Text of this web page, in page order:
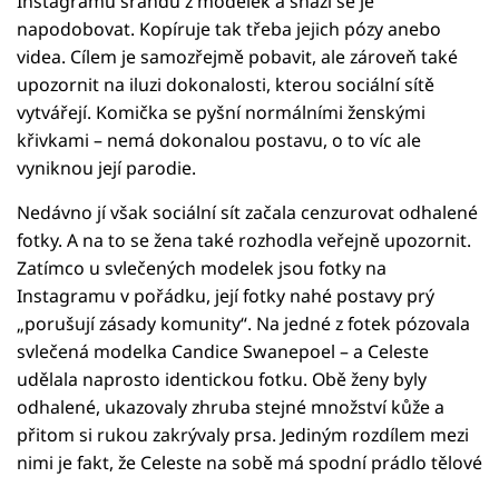
napodobovat. Kopíruje tak třeba jejich pózy anebo
videa. Cílem je samozřejmě pobavit, ale zároveň také
upozornit na iluzi dokonalosti, kterou sociální sítě
vytvářejí. Komička se pyšní normálními ženskými
křivkami – nemá dokonalou postavu, o to víc ale
vyniknou její parodie.
Nedávno jí však sociální sít začala cenzurovat odhalené
fotky. A na to se žena také rozhodla veřejně upozornit.
Zatímco u svlečených modelek jsou fotky na
Instagramu v pořádku, její fotky nahé postavy prý
„porušují zásady komunity“. Na jedné z fotek pózovala
svlečená modelka Candice Swanepoel – a Celeste
udělala naprosto identickou fotku. Obě ženy byly
odhalené, ukazovaly zhruba stejné množství kůže a
přitom si rukou zakrývaly prsa. Jediným rozdílem mezi
nimi je fakt, že Celeste na sobě má spodní prádlo tělové